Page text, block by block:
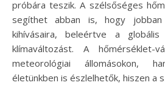
próbára teszik. A szélsőséges
segíthet abban is, hogy
kihívásaira, beleértve a
klímaváltozást. A hőmérséklet-
meteorológiai állomásokon,
életünkben is észlelhetők, hiszen a